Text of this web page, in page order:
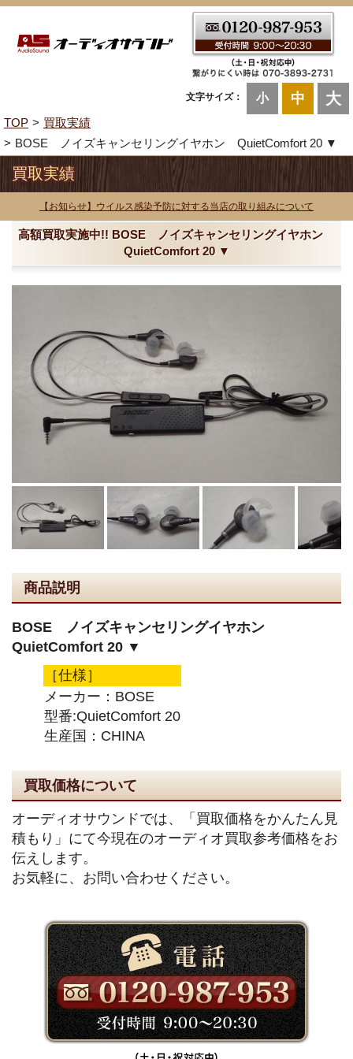
文字サイズ： 小 中 大
TOP
買取実績
BOSE ノイズキャンセリングイヤホン QuietComfort 20 ▼
買取実績
【お知らせ】ウイルス感染予防に対する当店の取り組みについて
高額買取実施中!! BOSE ノイズキャンセリングイヤホン
QuietComfort 20 ▼
商品説明
BOSE ノイズキャンセリングイヤホン
QuietComfort 20 ▼
［仕様］
メーカー：BOSE
型番:QuietComfort 20
生産国：CHINA
買取価格について
オーディオサウンドでは、「買取価格をかんたん見
積もり」にて今現在のオーディオ買取参考価格をお
伝えします。
お気軽に、お問い合わせください。